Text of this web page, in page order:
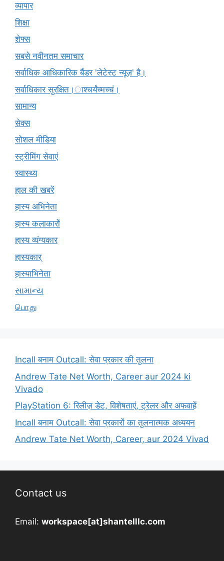
व्यापार
शिक्षा
शेफ्स
सबसे नवीनतम समाचार
सर्वाधिक आधिकारिक बैंडर 'लेटेस्ट न्यूज़' है।
सर्वाधिकार सुरक्षित।ाश्चर्यंच्मच्चं।
सामान्य
सेक्स
सोशल मीडिया
स्ट्रीमिंग सेवाएं
स्वास्थ्य
हाल की खबरें
हास्य अभिनेता
हास्य कलाकारों
हास्य व्यंग्यकार
हास्यकार्
हास्याभिनेता
સામાન્ય
பொது
Incall बनाम Outcall: सेवा प्रकार की तुलना
Andrew Tate Net Worth, Career aur 2024 ki
Vivado
PlayStation 6: रिलीज़ डेट, विशेषताएं, ट्रेलर और अफवाहें
Incall बनाम Outcall: सेवा प्रकारों का तुलनात्मक अध्ययन
Andrew Tate Net Worth, Career, aur 2024 Vivad
Contact us
Email: workspace[at]shantelllc.com